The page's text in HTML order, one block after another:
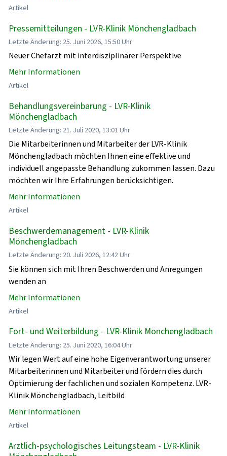
Artikel
Pressemitteilungen - LVR-Klinik Mönchengladbach
Letzte Änderung: 25. Juni 2026, 15:50 Uhr
Neuer Chefarzt mit interdisziplinärer Perspektive
Mehr Informationen
Artikel
Behandlungsvereinbarung - LVR-Klinik
Mönchengladbach
Letzte Änderung: 21. Juli 2020, 13:01 Uhr
Die Mitarbeiterinnen und Mitarbeiter der LVR-Klinik
Mönchengladbach möchten Ihnen eine effektive und
individuell angepasste Behandlung zukommen lassen. Dazu
möchten wir Ihre Erfahrungen berücksichtigen.
Mehr Informationen
Artikel
Beschwerdemanagement - LVR-Klinik
Mönchengladbach
Letzte Änderung: 20. Juli 2026, 12:42 Uhr
Sie können sich mit Ihren Beschwerden und Anregungen
wenden an
Mehr Informationen
Artikel
Fort- und Weiterbildung - LVR-Klinik Mönchengladbach
Letzte Änderung: 25. Juni 2020, 16:04 Uhr
Wir legen Wert auf eine hohe Eigenverantwortung unserer
Mitarbeiterinnen und Mitarbeiter und fördern dies durch
Optimierung der fachlichen und sozialen Kompetenz. LVR-
Klinik Mönchengladbach, Leitbild
Mehr Informationen
Artikel
Ärztlich-psychologisches Leitungsteam - LVR-Klinik